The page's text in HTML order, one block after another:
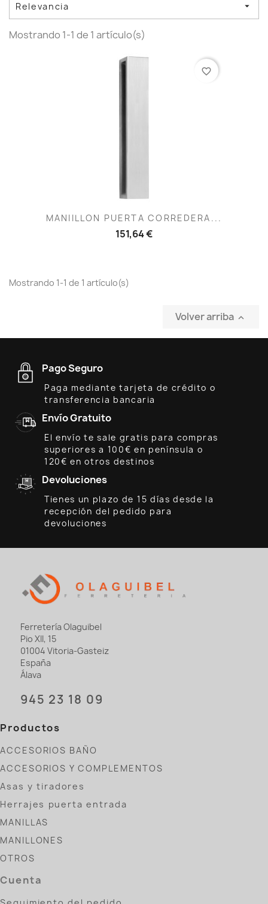
Relevancia 
Mostrando 1-1 de 1 artículo(s)
MANIILLON PUERTA CORREDERA...
151,64 €
favorite_border
Mostrando 1-1 de 1 artículo(s)
Volver arriba 
Pago Seguro
Paga mediante tarjeta de crédito o
transferencia bancaria
Envío Gratuito
El envío te sale gratis para compras
superiores a 100€ en península o
120€ en otros destinos
Devoluciones
Tienes un plazo de 15 días desde la
recepción del pedido para
devoluciones
Ferretería Olaguibel
Pio XII, 15
01004 Vitoria-Gasteiz
España
Álava
945 23 18 09
Productos
ACCESORIOS BAÑO
ACCESORIOS Y COMPLEMENTOS
Asas y tiradores
Herrajes puerta entrada
MANILLAS
MANILLONES
OTROS
Cuenta